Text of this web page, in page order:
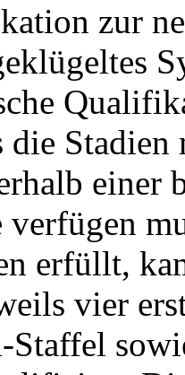
zur
die
einer
erfüllt,
vier